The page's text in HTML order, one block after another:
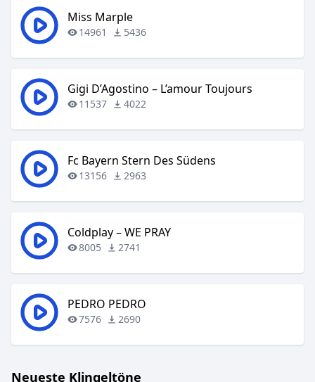
Miss Marple
14961 5436
Gigi D’Agostino – L’amour Toujours
11537 4022
Fc Bayern Stern Des Südens
13156 2963
Coldplay – WE PRAY
8005 2741
PEDRO PEDRO
7576 2690
Neueste Klingeltöne